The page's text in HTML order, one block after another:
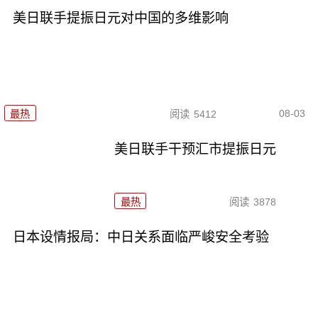
美日联手提振日元对中国的多维影响
最热 阅读 5412 08-03
美日联手干预汇市提振日元
最热 阅读 3878
日本设情报局：中日关系面临严峻安全考验